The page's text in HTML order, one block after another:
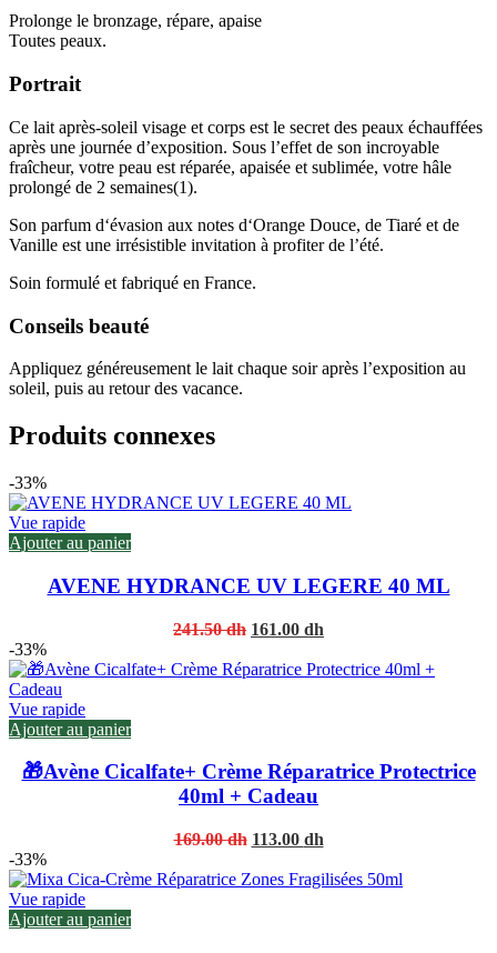
Prolonge le bronzage, répare, apaise
Toutes peaux.
Portrait
Ce lait après-soleil visage et corps est le secret des peaux échauffées
après une journée d’exposition. Sous l’effet de son incroyable
fraîcheur, votre peau est réparée, apaisée et sublimée, votre hâle
prolongé de 2 semaines(1).
Son parfum d‘évasion aux notes d‘Orange Douce, de Tiaré et de
Vanille est une irrésistible invitation à profiter de l’été.
Soin formulé et fabriqué en France.
Conseils beauté
Appliquez généreusement le lait chaque soir après l’exposition au
soleil, puis au retour des vacance.
Produits connexes
-33%
Vue rapide
Ajouter au panier
AVENE HYDRANCE UV LEGERE 40 ML
241.50dh Original
was:
161.00 dh
is:
-33%
Vue rapide
Ajouter au panier
🎁Avène Cicalfate+ Crème Réparatrice Protectrice
40ml + Cadeau
169.00dh Original
was:
113.00 dhCurrent
is:
-33%
Vue rapide
Ajouter au panier